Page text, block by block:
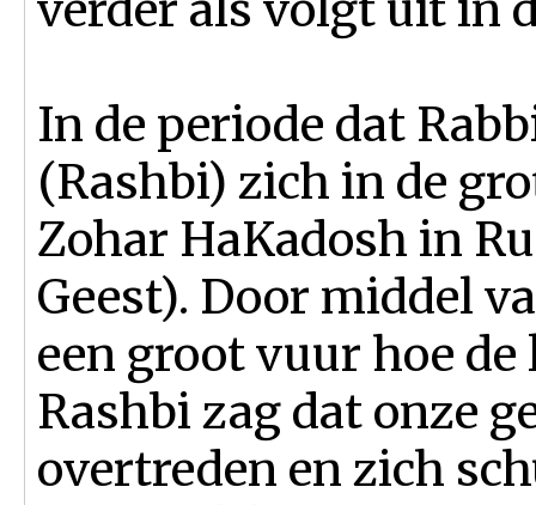
In de periode dat
(Rashbi) zich in de
Zohar HaKadosh in
Geest). Door middel
een groot vuur hoe
Rashbi zag dat onze
overtreden en zich